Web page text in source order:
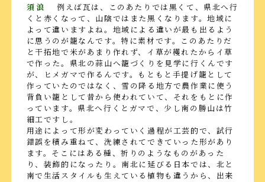
須浪
例えば瓦は、このあたりでは黒くて、県北へ行
くと赤くなって、山陰ではまた黒くなります。地域に
よって違いますよね。地域による違いが最も出るよう
に思うのが籠なんです。特に素材です。このあたりだ
と干拓地で米があまり作れず、イ草が穫れたからイ草
で作った。県北の蒜山へ籠づくりを見学に行くんです
が、ヒメガマで作るんです。もともと手提げ籠として
作っていたのではなく、雪の降る地方で農作業に使う
背負い籠として昔から使われていて、それをもとに作
っています。県北へ行くとガマで、少し南の勝山は竹
細工ですし。
用途によって形が変わっていく過程が工芸的で、試行
錯誤を積み重ねて、洗練されてできていった形があり
ます。そこにはある種、祈りのようなものがあった
り、装飾的になったり。南北に延びる日本では、北と
南で生活スタイルも生えている植物も違うから、出来